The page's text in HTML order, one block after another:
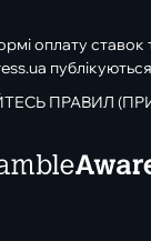
оплату ставок
ПРАВИЛ